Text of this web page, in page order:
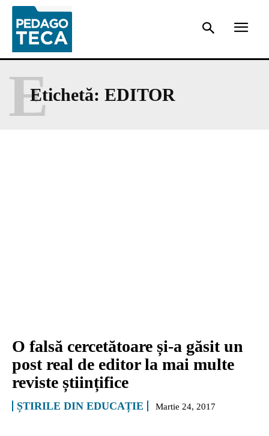
Etichetă: EDITOR
E
O falsă cercetătoare și-a găsit un
post real de editor la mai multe
reviste științifice
ȘTIRILE DIN EDUCAȚIE Martie 24, 2017